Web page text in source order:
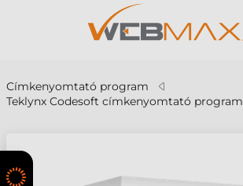
Címkenyomtató program
Teklynx Codesoft címkenyomtató program